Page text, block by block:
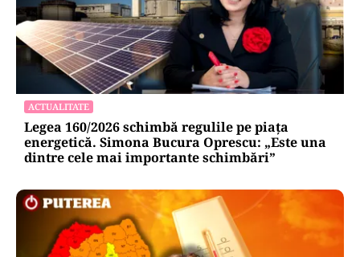
ACTUALITATE
Legea 160/2026 schimbă regulile pe piața
energetică. Simona Bucura Oprescu: „Este una
dintre cele mai importante schimbări”